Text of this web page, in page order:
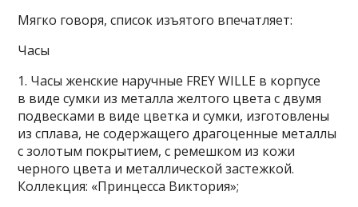
Мягко говоря, список изъятого впечатляет:
Часы
1. Часы женские наручные FREY WILLE в корпусе
в виде сумки из металла желтого цвета с двумя
подвесками в виде цветка и сумки, изготовлены
из сплава, не содержащего драгоценные металлы
с золотым покрытием, с ремешком из кожи
черного цвета и металлической застежкой.
Коллекция: «Принцесса Виктория»;